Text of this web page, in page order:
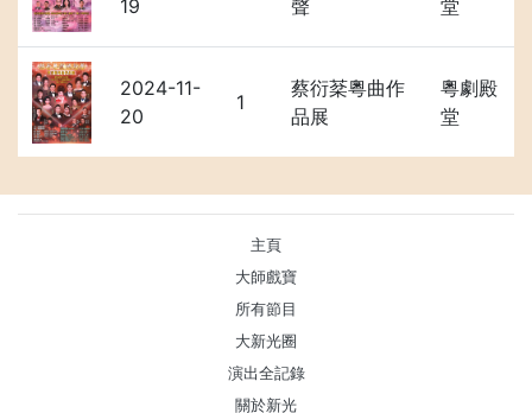
19
聲
堂
2024-11-
20
1
蔡衍棻粵曲作
品展
粵劇殿
堂
主頁
大師戲寶
所有節目
大新光圈
演出全記錄
關於新光